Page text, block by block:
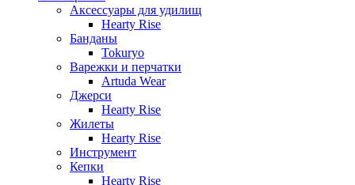
Аксессуары для удилищ
Hearty Rise
Банданы
Tokuryo
Варежки и перчатки
Artuda Wear
Джерси
Hearty Rise
Жилеты
Hearty Rise
Инструмент
Кепки
Hearty Rise